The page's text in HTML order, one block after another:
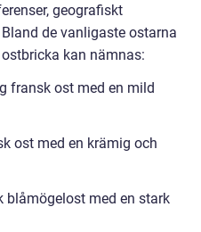
geografiskt
de vanligaste ostarna
kan nämnas:
fransk ost med en mild
ost med en krämig och
blåmögelost med en stark